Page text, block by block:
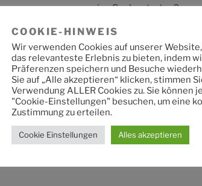
eine Suche starten?
Suche
nach:
COOKIE-HINWEIS
Wir verwenden Cookies auf unserer
das relevanteste Erlebnis zu bieten, indem
Präferenzen speichern und Besuche
Sie auf „Alle akzeptieren“ klicken, stimmen
Verwendung ALLER Cookies zu. Sie können
"Cookie-Einstellungen" besuchen, um eine
Zustimmung zu erteilen.
Cookie Einstellungen Alles akzeptieren